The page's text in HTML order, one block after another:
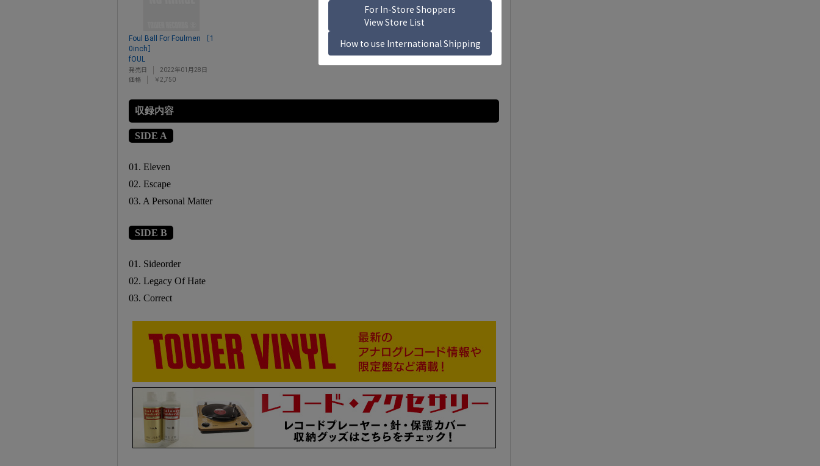
Foul Ball For Foulmen ［1
0inch］
fOUL
発売日
2022年01月28日
価格
￥2,750
収録内容
SIDE A
01. Eleven
02. Escape
03. A Personal Matter
SIDE B
01. Sideorder
02. Legacy Of Hate
03. Correct